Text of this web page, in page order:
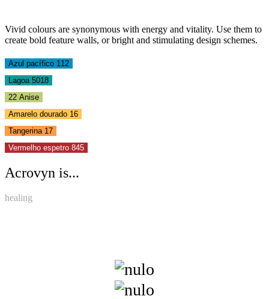
Vivid colours are synonymous with energy and vitality. Use them to
create bold feature walls, or bright and stimulating design schemes.
Azul pacífico 112
Lagoa 5018
22 Anise
Amarelo dourado 16
Tangerina 17
Vermelho espetro 845
Acrovyn is...
healing